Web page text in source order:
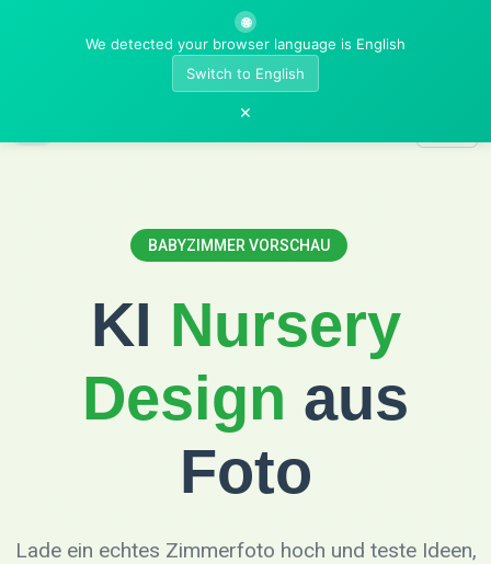
🌐
We detected your browser language is English
Switch to English
×
AI Room Designer
BABYZIMMER VORSCHAU
KI Nursery
Design aus
Foto
Lade ein echtes Zimmerfoto hoch und teste Ideen,